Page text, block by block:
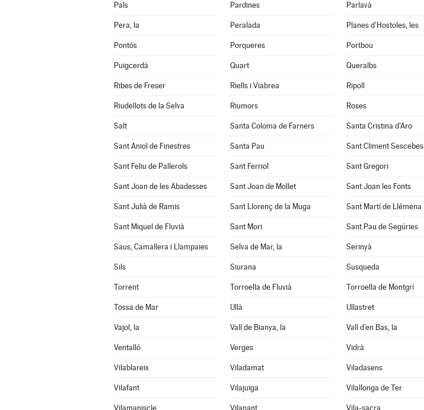
Pals Pardines Parlavà
Pera, la Peralada Planes d'Hostoles, les
Pontós Porqueres Portbou
Puigcerdà Quart Queralbs
Ribes de Freser Riells i Viabrea Ripoll
Riudellots de la Selva Riumors Roses
Salt Santa Coloma de Farners Santa Cristina d'Aro
Sant Aniol de Finestres Santa Pau Sant Climent Sescebes
Sant Feliu de Pallerols Sant Ferriol Sant Gregori
Sant Joan de les Abadesses Sant Joan de Mollet Sant Joan les Fonts
Sant Julià de Ramis Sant Llorenç de la Muga Sant Martí de Llémena
Sant Miquel de Fluvià Sant Mori Sant Pau de Segúries
Saus, Camallera i Llampaies Selva de Mar, la Serinyà
Sils Siurana Susqueda
Torrent Torroella de Fluvià Torroella de Montgrí
Tossa de Mar Ullà Ullastret
Vajol, la Vall de Bianya, la Vall d'en Bas, la
Ventalló Verges Vidrà
Vilablareix Viladamat Viladasens
Vilafant Vilajuïga Vilallonga de Ter
Vilamaniscle Vilanant Vila-sacra